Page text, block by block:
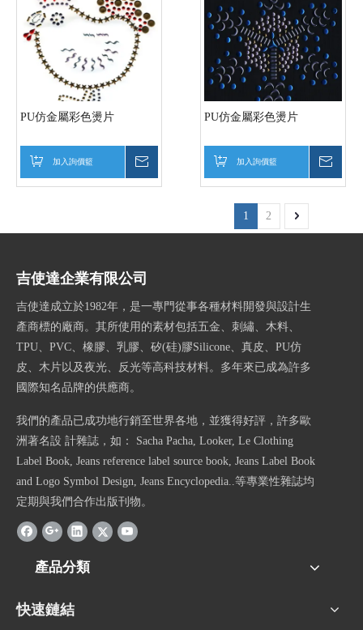
PU仿金屬彩色燙片
加入詢價籃
PU仿金屬彩色燙片
加入詢價籃
1 2
吉使達企業有限公司
吉使達成立於1982年，是一專門從事各種材料開發與設計生
產商標的廠商。其所使用的素材包括五金、刺繡、木料、
TPU、PVC、橡膠、乳膠、矽(硅)膠Silicone、真皮、PU仿
皮、木片以及夜光、反光等高科技材料。多年來已成為許多
國際知名品牌的供應商。
我們的產品已成功地行銷至世界各地，並獲得好評，許多歐
洲著名設 計雜誌，如： Sacha Pacha, Looker, Le Clothing
Label Book, Jeans reference label source book, Jeans Label Book
and Logo Symbol Design, Jeans Encyclopedia..等專業性雜誌均
定期與我們合作出版刊物。
產品分類
快速鏈結